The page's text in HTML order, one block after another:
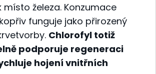
místo železa. Konzumace
funguje jako přirozený
Chlorofyl totiž
podporuje regeneraci
hojení vnitřních